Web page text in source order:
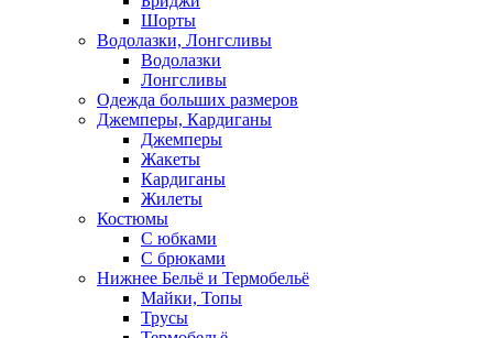
Шорты
Водолазки, Лонгсливы
Водолазки
Лонгсливы
Одежда больших размеров
Джемперы, Кардиганы
Джемперы
Жакеты
Кардиганы
Жилеты
Костюмы
С юбками
С брюками
Нижнее Бельё и Термобельё
Майки, Топы
Трусы